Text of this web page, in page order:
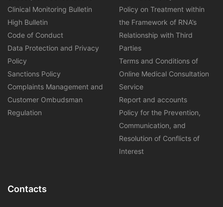
Clinical Monitoring Bulletin
High Bulletin
Code of Conduct
Data Protection and Privacy
Policy
Sanctions Policy
Complaints Management and
Customer Ombudsman
Regulation
Policy on Treatment within
the Framework of RNA’s
Relationship with Third
Parties
Terms and Conditions of
Online Medical Consultation
Service
Report and accounts
Policy for the Prevention,
Communication, and
Resolution of Conflicts of
Interest
Contacts